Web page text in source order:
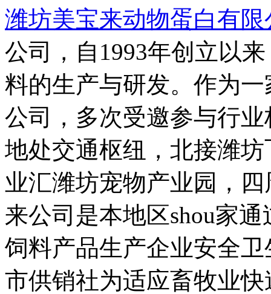
潍坊美宝来动物蛋白有限
公司，自1993年创立以
料的生产与研发。作为
公司，多次受邀参与行
地处交通枢纽，北接潍
业汇潍坊宠物产业园，
来公司是本地区shou家
饲料产品生产企业安全
市供销社为适应畜牧业